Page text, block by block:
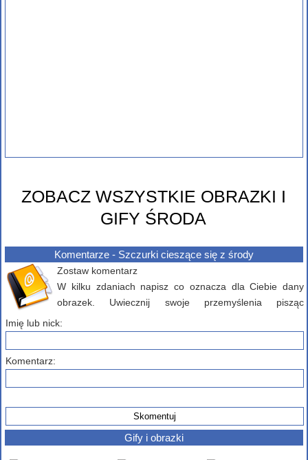
ZOBACZ WSZYSTKIE OBRAZKI I
GIFY ŚRODA
Komentarze - Szczurki cieszące się z środy
Zostaw komentarz
W kilku zdaniach napisz co oznacza dla Ciebie dany
obrazek. Uwiecznij swoje przemyślenia pisząc
Imię lub nick:
Komentarz:
Gify i obrazki